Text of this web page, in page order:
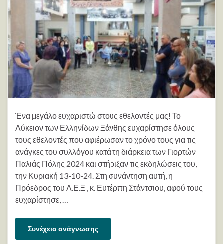
Ένα μεγάλο ευχαριστώ στους εθελοντές μας! Το
Λύκειον των Ελληνίδων Ξάνθης ευχαρίστησε όλους
τους εθελοντές που αφιέρωσαν το χρόνο τους για τις
ανάγκες του συλλόγου κατά τη διάρκεια των Γιορτών
Παλιάς Πόλης 2024 και στήριξαν τις εκδηλώσεις του,
την Κυριακή 13-10-24. Στη συνάντηση αυτή, η
Πρόεδρος του Λ.Ε.Ξ , κ. Ευτέρπη Στάντσιου, αφού τους
ευχαρίστησε, …
Συνέχεια ανάγνωσης